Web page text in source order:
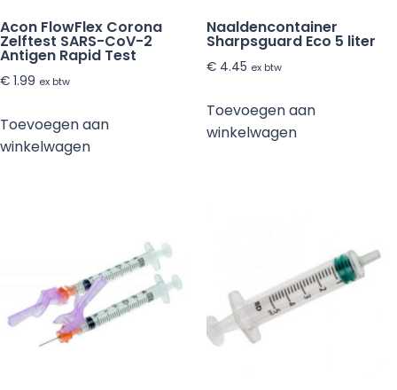
Acon FlowFlex Corona
Zelftest SARS-CoV-2
Antigen Rapid Test
€ 1.99 ex btw
Toevoegen aan
winkelwagen
Naaldencontainer
Sharpsguard Eco 5 liter
€4.45 ex btw
Toevoegen aan
winkelwagen